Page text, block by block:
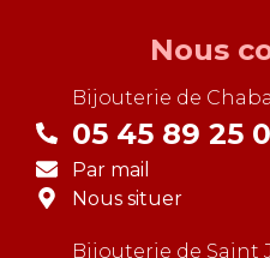
Nous
Bijouterie de
05 45 89 25
Par mail
Nous situer
Bijouterie de Saint